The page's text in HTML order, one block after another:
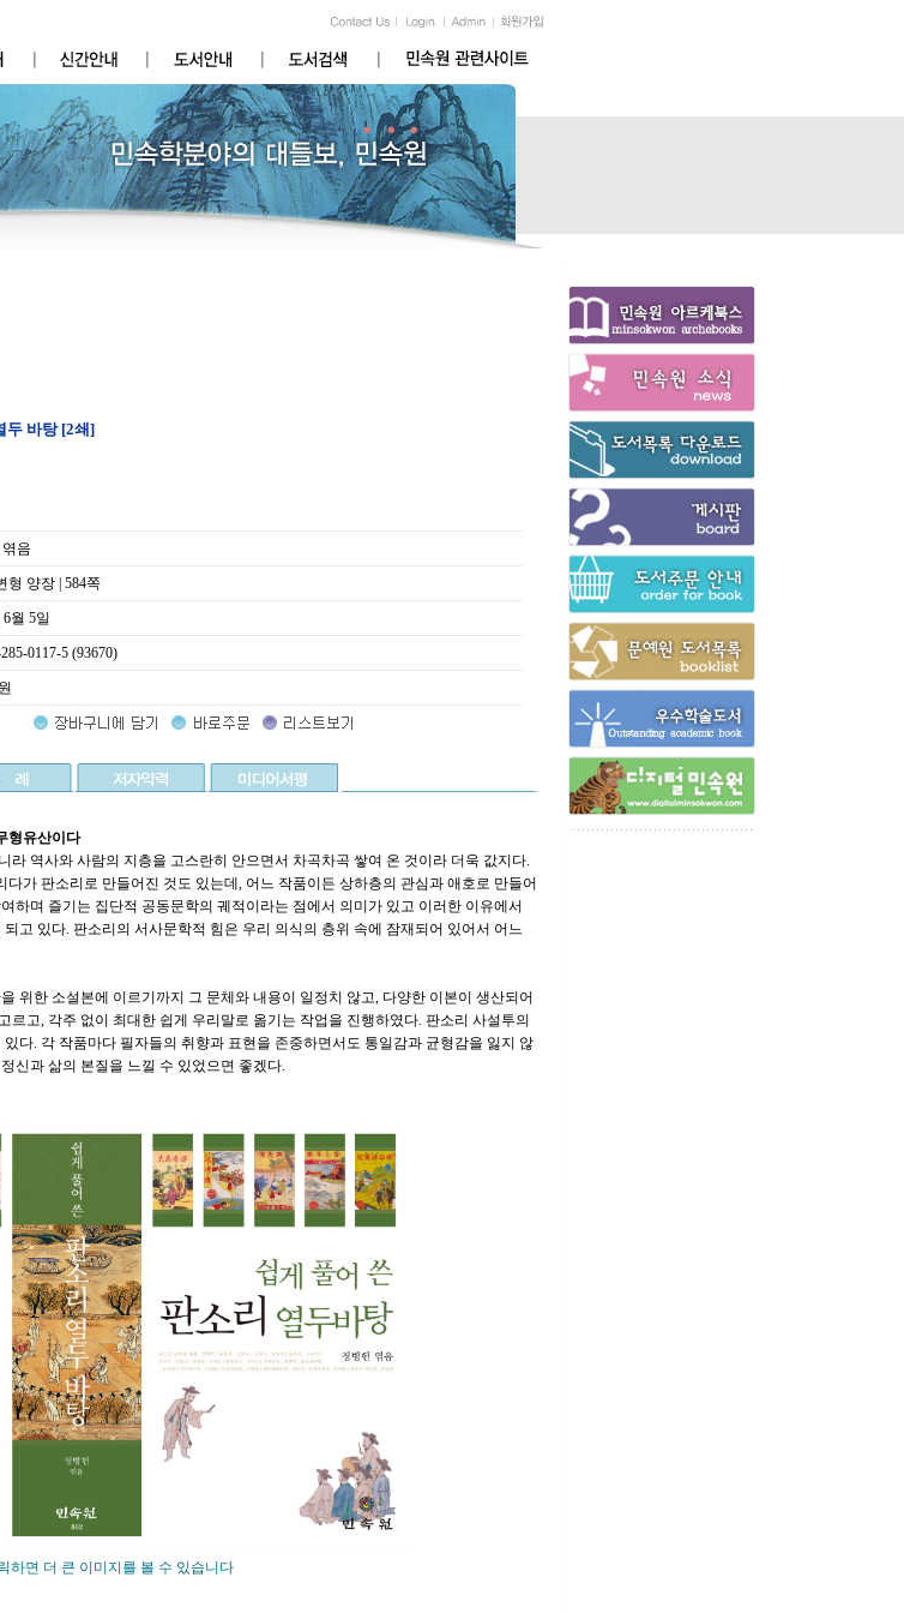
두 바탕 [2쇄]
음
형 양장 | 584쪽
월 5일
0117-5 (93670)
형유산이다
역사와 사람의 지층을 고스란히 안으면서 차곡차곡 쌓여 온 것이라 더욱 값지다.
가 판소리로 만들어진 것도 있는데, 어느 작품이든 상하층의 관심과 애호로 만들어
하며 즐기는 집단적 공동문학의 궤적이라는 점에서 의미가 있고 이러한 이유에서
고 있다. 판소리의 서사문학적 힘은 우리 의식의 층위 속에 잠재되어 있어서 어느
위한 소설본에 이르기까지 그 문체와 내용이 일정치 않고, 다양한 이본이 생산되어
고, 각주 없이 최대한 쉽게 우리말로 옮기는 작업을 진행하였다. 판소리 사설투의
다. 각 작품마다 필자들의 취향과 표현을 존중하면서도 통일감과 균형감을 잃지 않
신과 삶의 본질을 느낄 수 있었으면 좋겠다.
하면 더 큰 이미지를 볼 수 있습니다